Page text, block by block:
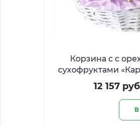
Корзина с с
сухофруктами
путь»
12 157
В